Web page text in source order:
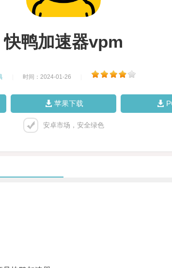
快鸭加速器vpm
时间：2024-01-26
苹果下载
安卓市场，安全绿色